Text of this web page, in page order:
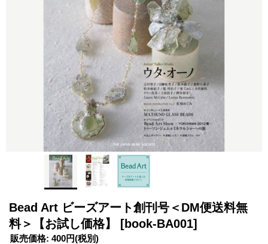
Bead Art ビーズアート創刊号＜DM便送料無
料＞【お試し価格】 [book-BA001]
販売価格: 400円(税別)